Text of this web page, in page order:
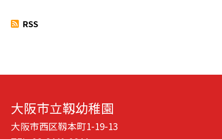
RSS
大阪市立靱幼稚園
大阪市西区靱本町1-19-13